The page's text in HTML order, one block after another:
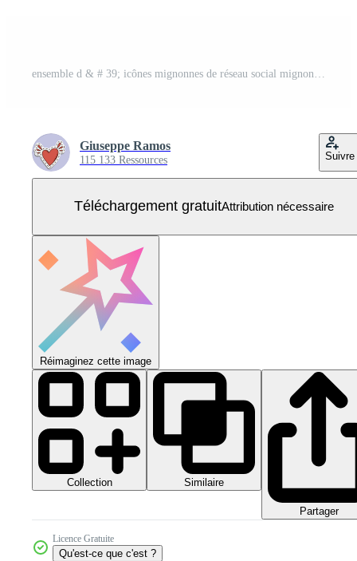
Giuseppe Ramos
115 133 Ressources Suivre
Téléchargement gratuitAttribution nécessaire
Réimaginez cette image
Collection Similaire
Partager
Licence Gratuite
Qu'est-ce que c'est ?